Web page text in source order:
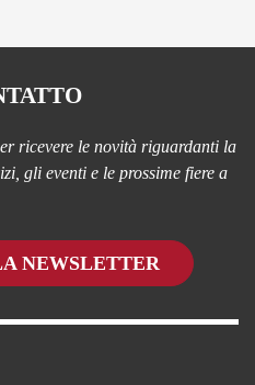
ricevere le novità riguardanti la
gli eventi e le prossime fiere a
NEWSLETTER